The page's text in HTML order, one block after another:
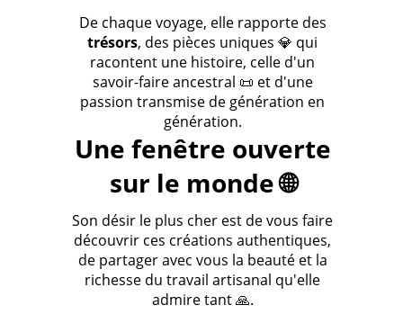
De chaque voyage, elle rapporte des
trésors, des pièces uniques 💎 qui
racontent une histoire, celle d'un
savoir-faire ancestral 📜 et d'une
passion transmise de génération en
génération.
Une fenêtre ouverte
sur le monde 🌐
Son désir le plus cher est de vous faire
découvrir ces créations authentiques,
de partager avec vous la beauté et la
richesse du travail artisanal qu'elle
admire tant 🙏.